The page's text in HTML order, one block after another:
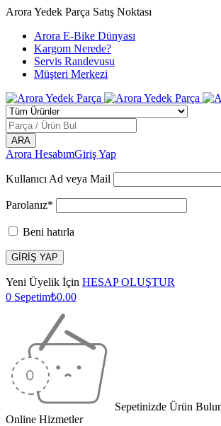
Arora Yedek Parça Satış Noktası
Arora E-Bike Dünyası
Kargom Nerede?
Servis Randevusu
Müşteri Merkezi
Arora HesabımGiriş Yap
Kullanıcı Ad veya Mail
Parolanız*
Beni hatırla
Yeni Üyelik İçin HESAP OLUŞTUR
0 Sepetim₺0.00
Sepetinizde Ürün
Online Hizmetler